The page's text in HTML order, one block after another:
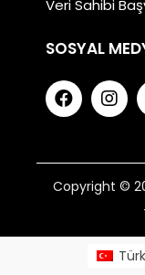
Veri Sahibi
SOSYAL
Copyright ©